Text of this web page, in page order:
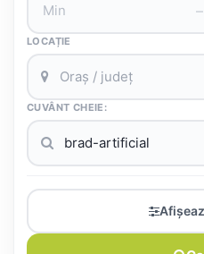
–
LOCAȚIE
CUVÂNT CHEIE: